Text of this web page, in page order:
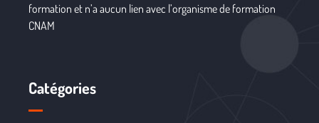
formation et n’a aucun lien avec l’organisme de formation
CNAM
Catégories